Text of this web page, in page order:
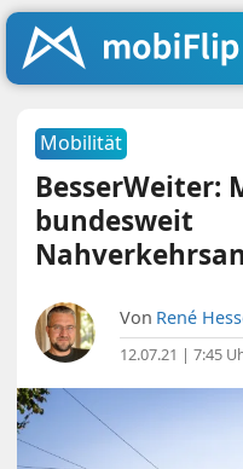
Mobilität
BesserWeiter:
bundesweit
Von René
12.07.21 | 7:45